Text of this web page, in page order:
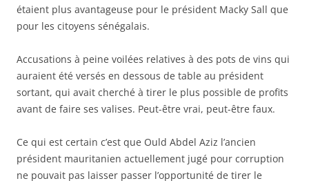
étaient plus avantageuse pour le président Macky Sall que
pour les citoyens sénégalais.
Accusations à peine voilées relatives à des pots de vins qui
auraient été versés en dessous de table au président
sortant, qui avait cherché à tirer le plus possible de profits
avant de faire ses valises. Peut-être vrai, peut-être faux.
Ce qui est certain c’est que Ould Abdel Aziz l’ancien
président mauritanien actuellement jugé pour corruption
ne pouvait pas laisser passer l’opportunité de tirer le